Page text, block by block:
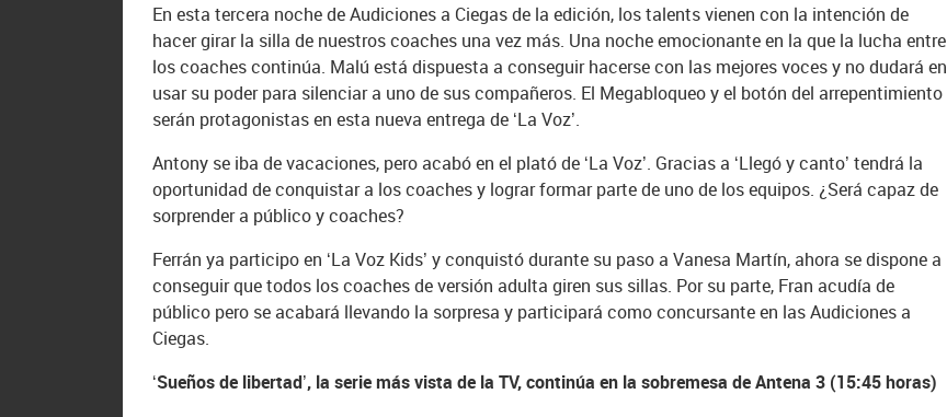
En esta tercera noche de Audiciones a Ciegas de la edición, los talents vienen con la intención de
hacer girar la silla de nuestros coaches una vez más. Una noche emocionante en la que la lucha entre
los coaches continúa. Malú está dispuesta a conseguir hacerse con las mejores voces y no dudará en
usar su poder para silenciar a uno de sus compañeros. El Megabloqueo y el botón del arrepentimiento
serán protagonistas en esta nueva entrega de ‘La Voz’.
Antony se iba de vacaciones, pero acabó en el plató de ‘La Voz’. Gracias a ‘Llegó y canto’ tendrá la
oportunidad de conquistar a los coaches y lograr formar parte de uno de los equipos. ¿Será capaz de
sorprender a público y coaches?
Ferrán ya participo en ‘La Voz Kids’ y conquistó durante su paso a Vanesa Martín, ahora se dispone a
conseguir que todos los coaches de versión adulta giren sus sillas. Por su parte, Fran acudía de
público pero se acabará llevando la sorpresa y participará como concursante en las Audiciones a
Ciegas.
‘Sueños de libertad’, la serie más vista de la TV, continúa en la sobremesa de Antena 3 (15:45 horas)